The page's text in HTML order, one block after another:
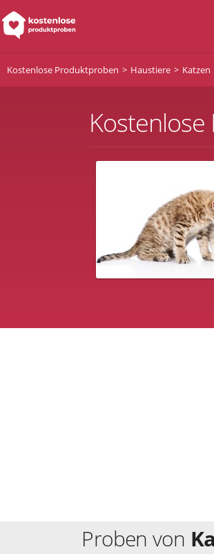
Kostenlose Produktproben Haustiere Katzen
Proben von